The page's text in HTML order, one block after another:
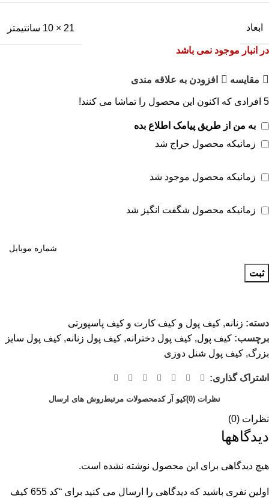
ابعاد 21 × 10 سانتیمتر
در انبار موجود نمی باشد
مقايسه افزودن به علاقه مندی
5 افرادی که اکنون این محصول را تماشا می کنند!
به من از طریق پیامک اطلاع بده
زمانیکه محصول حراج شد
زمانیکه محصول موجود شد
زمانیکه محصول شگفت انگیز شد
ثبت
دسته: زنانه, کیف پول و کیف کارت و کیف پاسپورتی
برچسب: کیف پول, کیف پول دخترانه, کیف پول زنانه, کیف پول سایز
بزرگ, کیف پول شنل دوزی
اشتراک گذاری:
نظرات (0) کیو آر کدمحصولات مرتبطروش های ارسال
نظرات (0)
دیدگاهها
هیچ دیدگاهی برای این محصول نوشته نشده است.
اولین نفری باشید که دیدگاهی را ارسال می کنید برای “کد 655 کیف